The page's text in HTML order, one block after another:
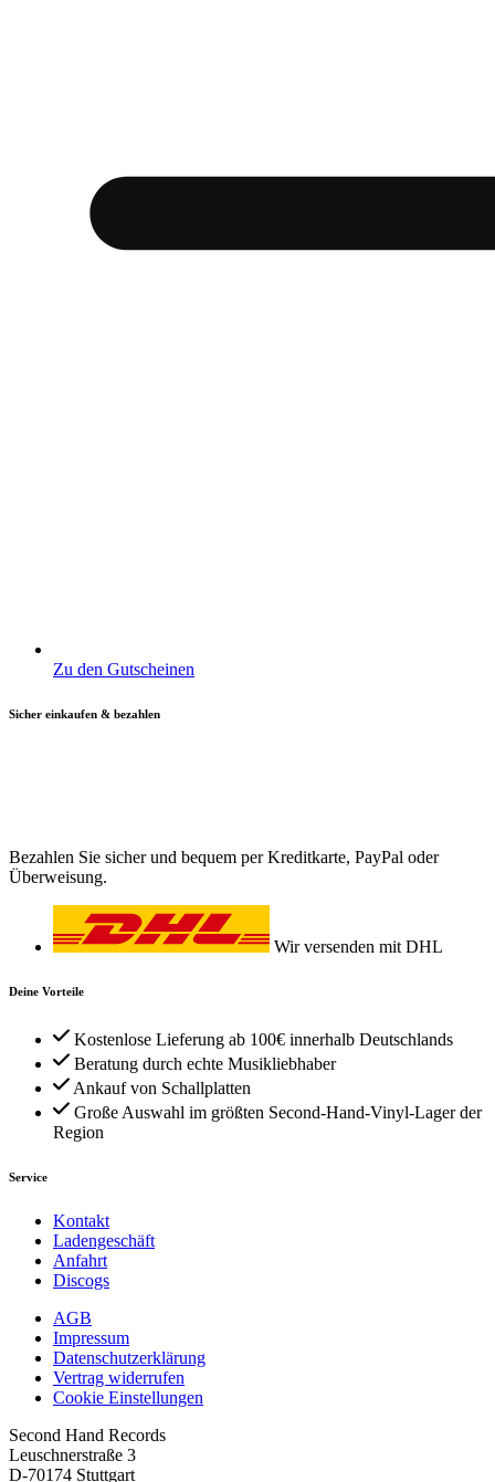
Zu den Gutscheinen
Sicher einkaufen & bezahlen
Bezahlen Sie sicher und bequem per Kreditkarte, PayPal oder
Überweisung.
Wir versenden mit DHL
Deine Vorteile
Kostenlose Lieferung ab 100€ innerhalb Deutschlands
Beratung durch echte Musikliebhaber
Ankauf von Schallplatten
Große Auswahl im größten Second-Hand-Vinyl-Lager der
Region
Service
Kontakt
Ladengeschäft
Anfahrt
Discogs
AGB
Impressum
Datenschutzerklärung
Vertrag widerrufen
Cookie Einstellungen
Second Hand Records
Leuschnerstraße 3
D-70174 Stuttgart